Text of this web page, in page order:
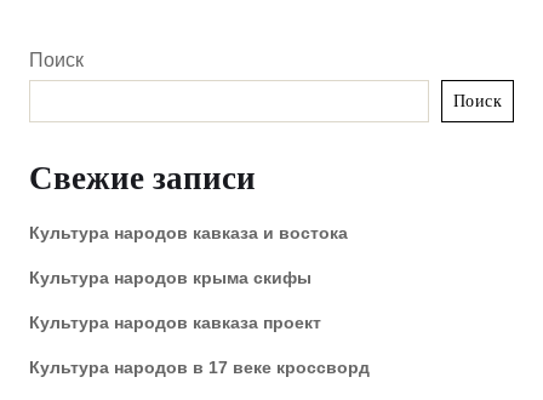
Поиск
Поиск
Свежие записи
Культура народов кавказа и востока
Культура народов крыма скифы
Культура народов кавказа проект
Культура народов в 17 веке кроссворд